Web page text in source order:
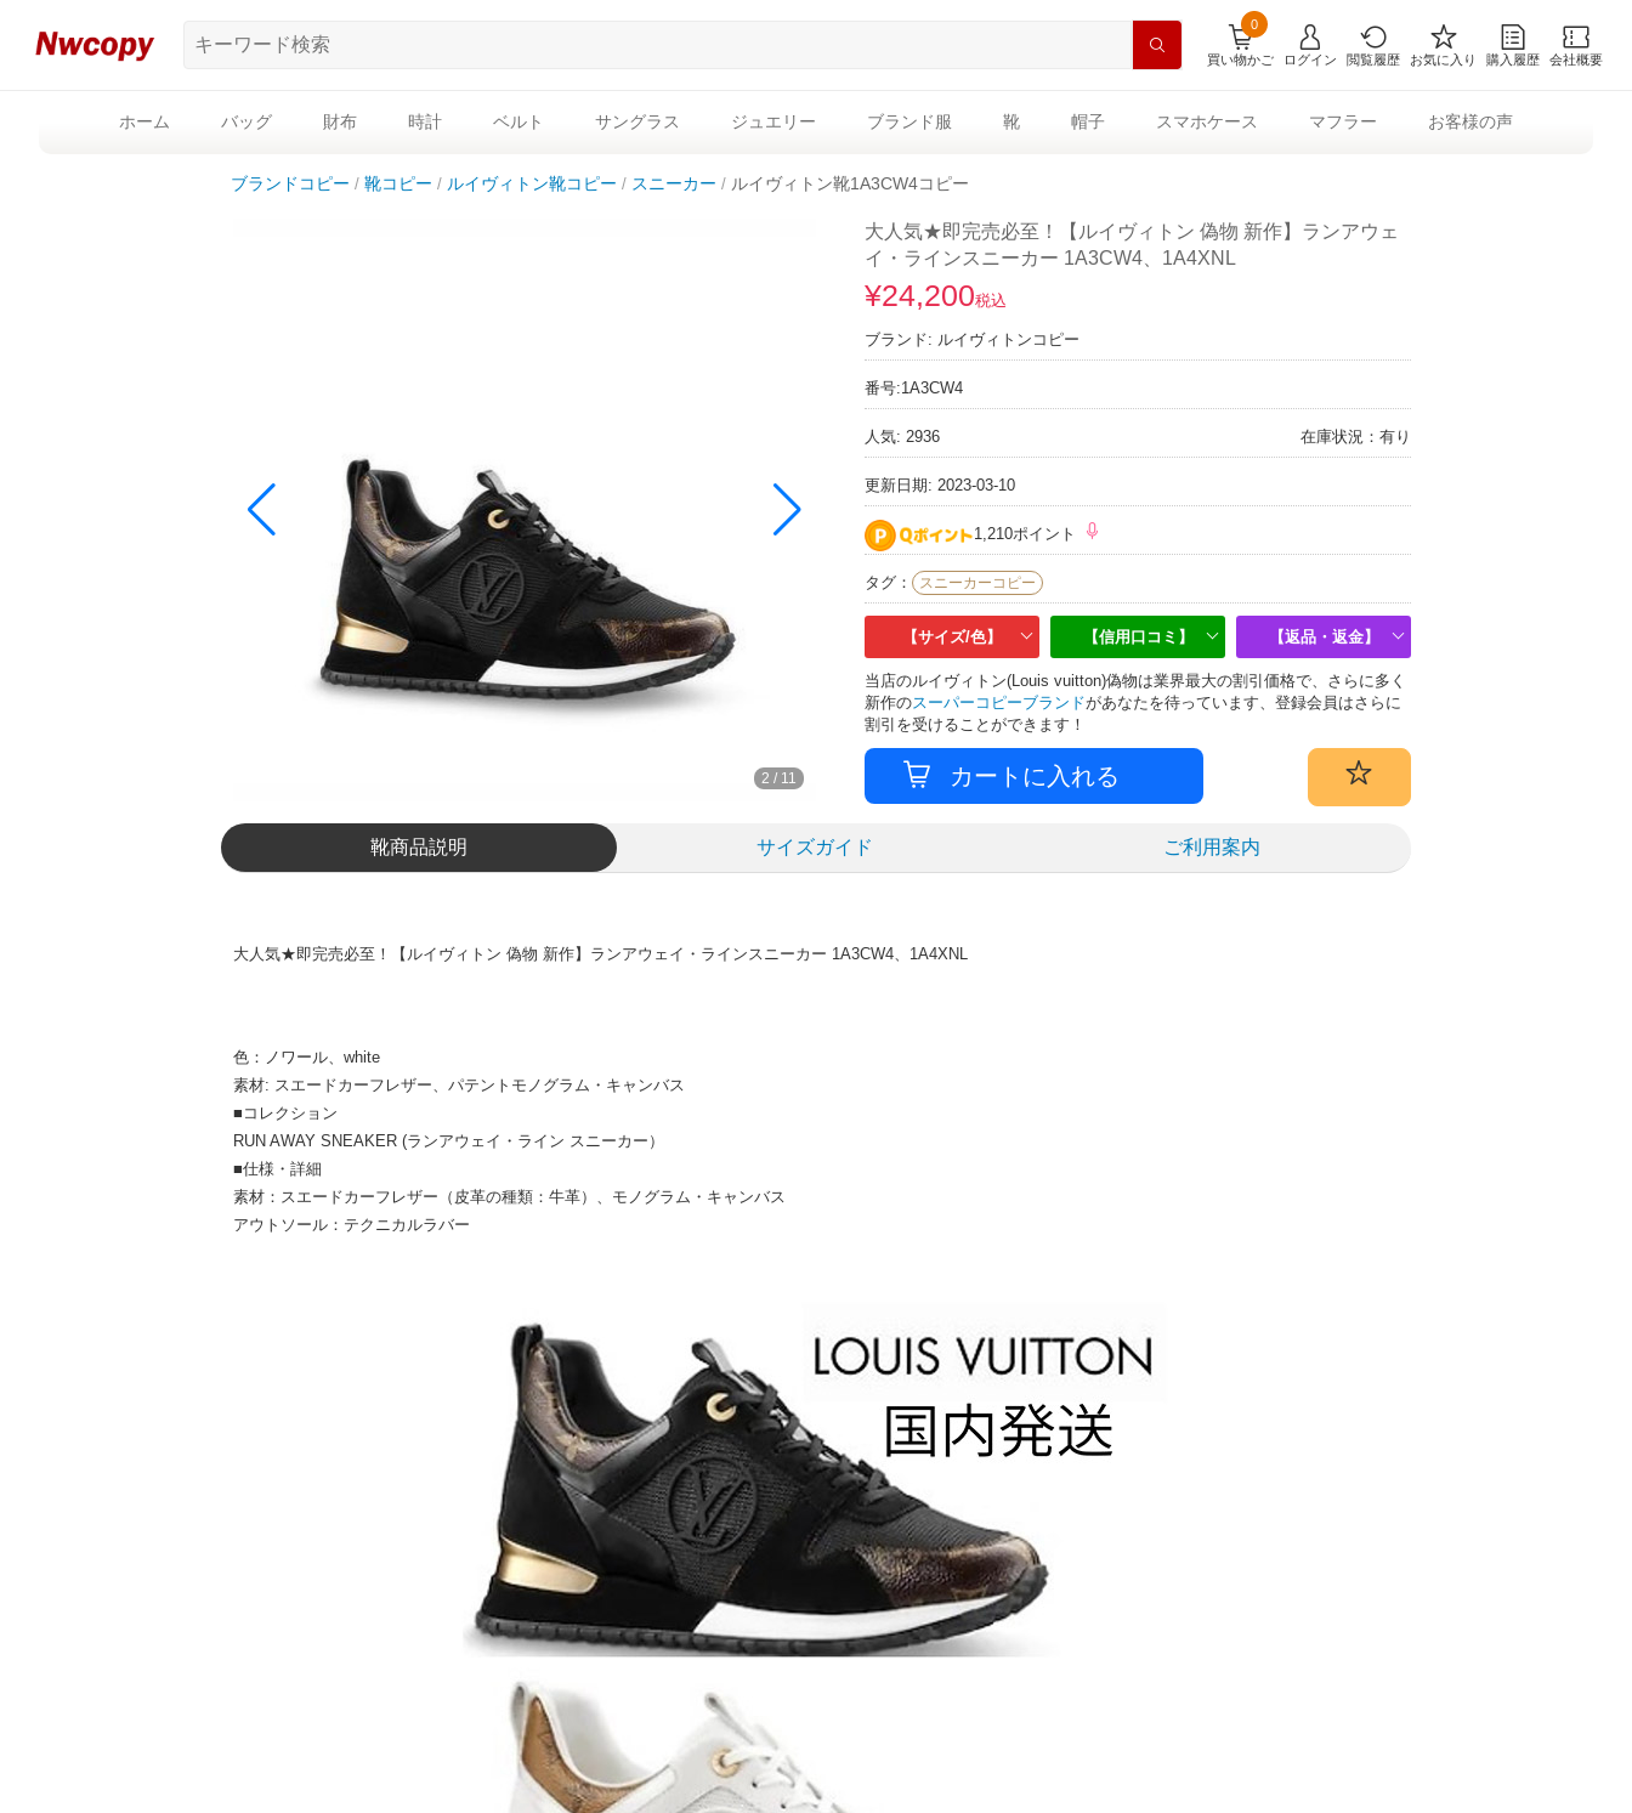
買い物かご
0
ログイン 閲覧履歴 お気に入り 購入履歴 会社概要
ホーム バッグ 財布 時計 ベルト サングラス ジュエリー ブランド服 靴 帽子 スマホケース マフラー お客様の声
ブランドコピー 靴コピー ルイヴィトン靴コピー スニーカー ルイヴィトン靴1A3CW4コピー
3 / 11
大人気★即完売必至！【ルイヴィトン 偽物 新作】ランアウェ
イ・ラインスニーカー 1A3CW4、1A4XNL
¥24,200税込
ブランド: ルイヴィトンコピー
番号:1A3CW4
人気: 2936 在庫状況：有り
更新日期: 2023-03-10
1,210ポイント
タグ： スニーカーコピー
【サイズ/色】 【信用口コミ】 【返品・返金】
当店のルイヴィトン(Louis vuitton)偽物は業界最大の割引価格で、さらに多く
新作のスーパーコピーブランドがあなたを待っています、登録会員はさらに
割引を受けることができます！
靴商品説明 サイズガイド ご利用案内
大人気★即完売必至！【ルイヴィトン 偽物 新作】ランアウェイ・ラインスニーカー 1A3CW4、1A4XNL
色： ノワール、white
素材: スエードカーフレザー、パテントモノグラム・キャンバス
■コレクション
RUN AWAY SNEAKER (ランアウェイ・ライン スニーカー）
■仕様・詳細
素材：スエードカーフレザー（皮革の種類：牛革）、モノグラム・キャンバス
アウトソール：テクニカルラバー